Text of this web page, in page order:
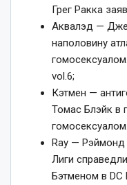
Грег Ракка
Аквалэд —
наполовину
vol.6;
Кэтмен —
Томас Блэйк в
Ray — Рэймонд
Лиги
Бэтменом в